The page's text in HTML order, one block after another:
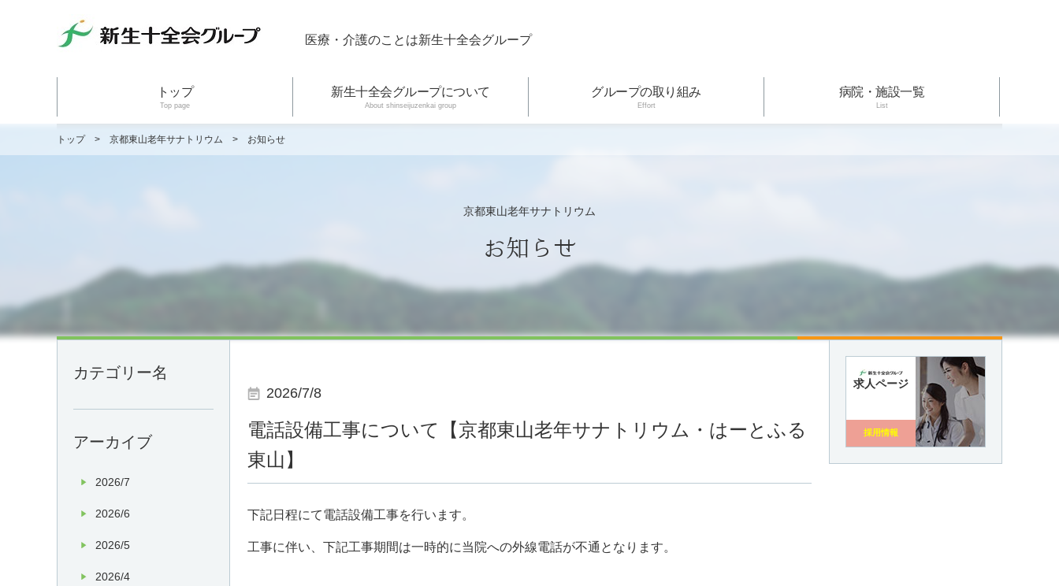
医療・介護のことは新生十全会グループ
トップ
Top page
新生十全会グループについて
About shinseijuzenkai group
グループの取り組み
Effort
病院・施設一覧
List
トップ > 京都東山老年サナトリウム > お知らせ
京都東山老年サナトリウム
お知らせ
2026/7/8
電話設備工事について【京都東山老年サナトリウム・はーとふる
東山】
下記日程にて電話設備工事を行います。
工事に伴い、下記工事期間は一時的に当院への外線電話が不通となります。
カテゴリー名
アーカイブ
2026/7
2026/6
2026/5
2026/4
求人ページ
採用情報